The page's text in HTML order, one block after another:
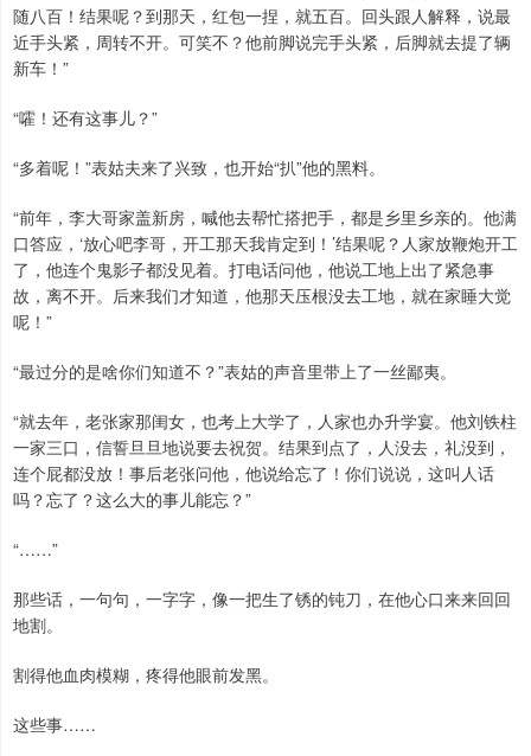
随八百！结果呢？到那天，红包一捏，就五百。回头跟人解释，说最
近手头紧，周转不开。可笑不？他前脚说完手头紧，后脚就去提了辆
新车！”
“嚯！还有这事儿？”
“多着呢！”表姑夫来了兴致，也开始“扒”他的黑料。
“前年，李大哥家盖新房，喊他去帮忙搭把手，都是乡里乡亲的。他满
口答应，‘放心吧李哥，开工那天我肯定到！’结果呢？人家放鞭炮开工
了，他连个鬼影子都没见着。打电话问他，他说工地上出了紧急事
故，离不开。后来我们才知道，他那天压根没去工地，就在家睡大觉
呢！”
“最过分的是啥你们知道不？”表姑的声音里带上了一丝鄙夷。
“就去年，老张家那闺女，也考上大学了，人家也办升学宴。他刘铁柱
一家三口，信誓旦旦地说要去祝贺。结果到点了，人没去，礼没到，
连个屁都没放！事后老张问他，他说给忘了！你们说说，这叫人话
吗？忘了？这么大的事儿能忘？”
“……”
那些话，一句句，一字字，像一把生了锈的钝刀，在他心口来来回回
地割。
割得他血肉模糊，疼得他眼前发黑。
这些事……